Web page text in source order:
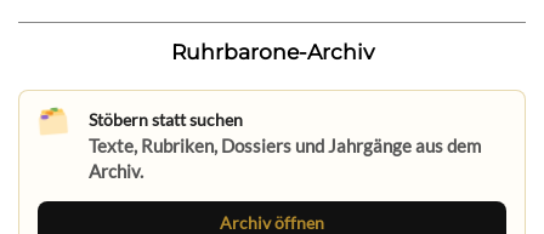
Ruhrbarone-Archiv
Stöbern statt suchen
Texte, Rubriken, Dossiers und Jahrgänge aus dem
Archiv.
Archiv öffnen